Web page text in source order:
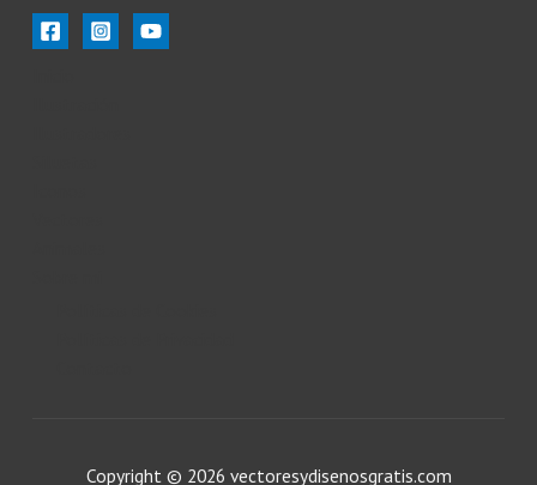
Copyright © 2026 vectoresydisenosgratis.com